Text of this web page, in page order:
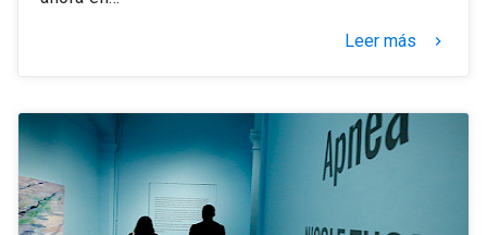
Leer más keyboard_arrow_right